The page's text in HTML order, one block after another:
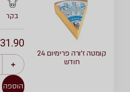
קומטה ז’ורה פרימיום 24
חודש
בקר
31.90
הוספה